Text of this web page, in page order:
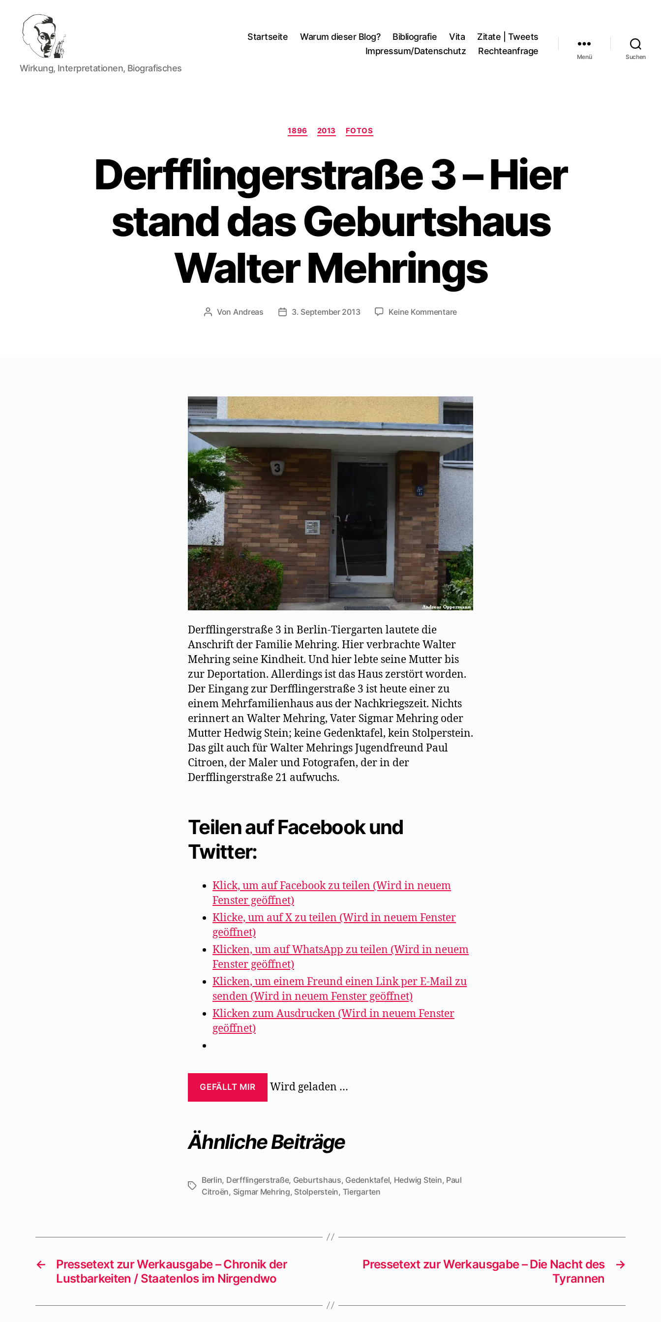
Walter
Mehring
Wirkung, Interpretationen, Biografisches
Startseite Warum dieser Blog? Bibliografie Vita
Zitate | Tweets
Impressum/Datenschutz
Rechteanfrage
Menü Suchen
Kategorien
1896 2013 FOTOS
Derfflingerstraße 3 – Hier
stand das Geburtshaus
Walter Mehrings
Beitragsautor
Von Andreas Beitragsdatum
3. September 2013 Keine Kommentarezu
Walter
Derfflingerstraße 3 in Berlin-Tiergarten lautete die
Anschrift der Familie Mehring. Hier verbrachte Walter
Mehring seine Kindheit. Und hier lebte seine Mutter bis
zur Deportation. Allerdings ist das Haus zerstört worden.
Der Eingang zur Derfflingerstraße 3 ist heute einer zu
einem Mehrfamilienhaus aus der Nachkriegszeit. Nichts
erinnert an Walter Mehring, Vater Sigmar Mehring oder
Mutter Hedwig Stein; keine Gedenktafel, kein Stolperstein.
Das gilt auch für Walter Mehrings Jugendfreund Paul
Citroen, der Maler und Fotografen, der in der
Derfflingerstraße 21 aufwuchs.
Teilen auf Facebook und
Twitter:
Klick, um auf Facebook zu teilen (Wird in neuem
Fenster geöffnet)
Klicke, um auf X zu teilen (Wird in neuem Fenster
geöffnet)
Klicken, um auf WhatsApp zu teilen (Wird in neuem
Fenster geöffnet)
Klicken, um einem Freund einen Link per E-Mail zu
senden (Wird in neuem Fenster geöffnet)
Klicken zum Ausdrucken (Wird in neuem Fenster
geöffnet)
GEFÄLLT MIR Wird geladen …
Ähnliche Beiträge
Schlagwörter
Berlin, Derfflingerstraße, Geburtshaus, Gedenktafel, Hedwig Stein, Paul
Citroën, Sigmar Mehring, Stolperstein, Tiergarten
←
Pressetext zur Werkausgabe – Chronik der
Lustbarkeiten / Staatenlos im Nirgendwo
→
Pressetext zur Werkausgabe – Die Nacht des
Tyrannen